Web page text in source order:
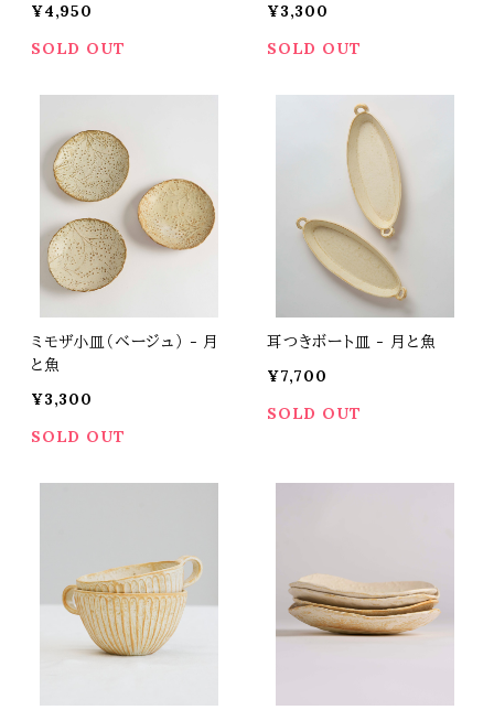
¥4,950
SOLD OUT
¥3,300
SOLD OUT
ミモザ小皿（ベージュ） - 月
と魚
¥3,300
SOLD OUT
耳つきボート皿 - 月と魚
¥7,700
SOLD OUT